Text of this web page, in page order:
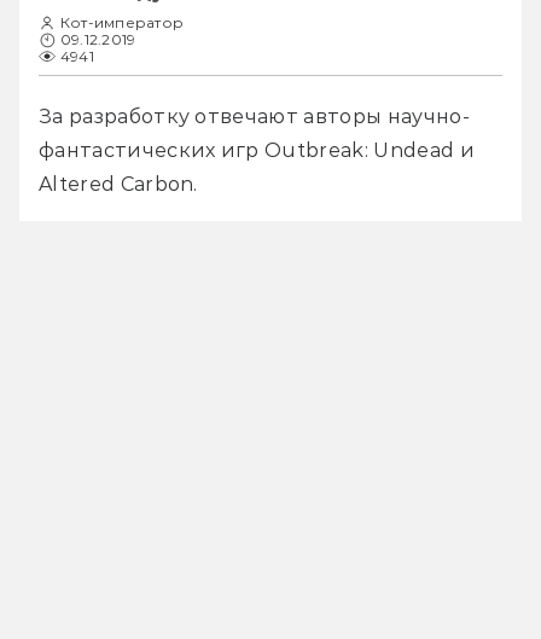
Кот-император
09.12.2019
4941
За разработку отвечают авторы научно-
фантастических игр Outbreak: Undead и
Altered Carbon.